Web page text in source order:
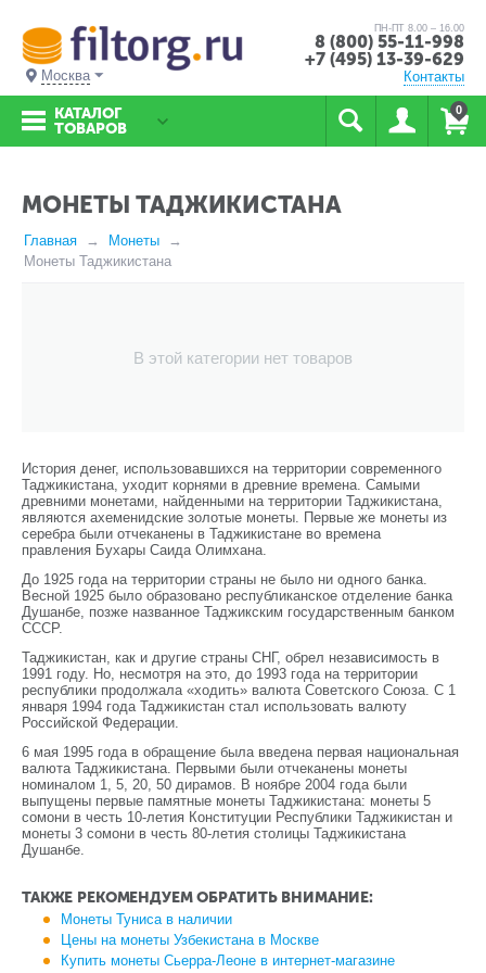
Москва
ПН-ПТ 8.00 – 16.00
8 (800) 55-11-998
+7 (495) 13-39-629
Контакты
0
КАТАЛОГ
ТОВАРОВ
МОНЕТЫ ТАДЖИКИСТАНА
Главная
Монеты
Монеты Таджикистана
В этой категории нет товаров
История денег, использовавшихся на территории современного
Таджикистана, уходит корнями в древние времена. Самыми
древними монетами, найденными на территории Таджикистана,
являются ахеменидские золотые монеты. Первые же монеты из
серебра были отчеканены в Таджикистане во времена
правления Бухары Саида Олимхана.
До 1925 года на территории страны не было ни одного банка.
Весной 1925 было образовано республиканское отделение банка
Душанбе, позже названное Таджикским государственным банком
СССР.
Таджикистан, как и другие страны СНГ, обрел независимость в
1991 году. Но, несмотря на это, до 1993 года на территории
республики продолжала «ходить» валюта Советского Союза. С 1
января 1994 года Таджикистан стал использовать валюту
Российской Федерации.
6 мая 1995 года в обращение была введена первая национальная
валюта Таджикистана. Первыми были отчеканены монеты
номиналом 1, 5, 20, 50 дирамов. В ноябре 2004 года были
выпущены первые памятные монеты Таджикистана: монеты 5
сомони в честь 10-летия Конституции Республики Таджикистан и
монеты 3 сомони в честь 80-летия столицы Таджикистана
Душанбе.
ТАКЖЕ РЕКОМЕНДУЕМ ОБРАТИТЬ ВНИМАНИЕ:
Монеты Туниса в наличии
Цены на монеты Узбекистана в Москве
Купить монеты Сьерра-Леоне в интернет-магазине